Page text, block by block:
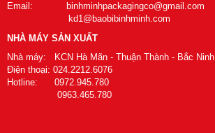
Email: binhminhpackagingco@gmail.com
kd1@baobibinhminh.com
NHÀ MÁY SẢN XUẤT
Nhà máy: KCN Hà Mãn - Thuận Thành - Bắc Ninh
Điện thoại: 024.2212.6076
Hotline: 0972.945.780
0963.465.780